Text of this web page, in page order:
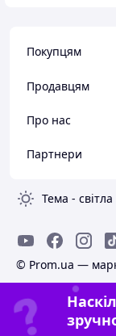
Покупцям
Продавцям
Про нас
Партнери
Тема - світла
© Prom.ua —